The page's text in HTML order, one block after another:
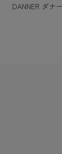
DANNER ダナー